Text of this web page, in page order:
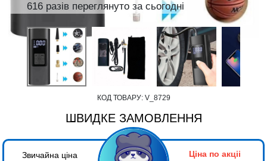
616 разів переглянуто за сьогодні
КОД ТОВАРУ: V_8729
ШВИДКЕ ЗАМОВЛЕННЯ
Звичайна ціна Ціна по акціі